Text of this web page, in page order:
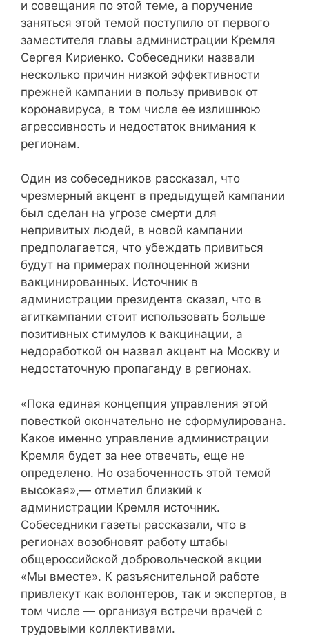
и совещания по этой теме, а поручение
заняться этой темой поступило от первого
заместителя главы администрации Кремля
Сергея Кириенко. Собеседники назвали
несколько причин низкой эффективности
прежней кампании в пользу прививок от
коронавируса, в том числе ее излишнюю
агрессивность и недостаток внимания к
регионам.
Один из собеседников рассказал, что
чрезмерный акцент в предыдущей кампании
был сделан на угрозе смерти для
непривитых людей, в новой кампании
предполагается, что убеждать привиться
будут на примерах полноценной жизни
вакцинированных. Источник в
администрации президента сказал, что в
агиткампании стоит использовать больше
позитивных стимулов к вакцинации, а
недоработкой он назвал акцент на Москву и
недостаточную пропаганду в регионах.
«Пока единая концепция управления этой
повесткой окончательно не сформулирована.
Какое именно управление администрации
Кремля будет за нее отвечать, еще не
определено. Но озабоченность этой темой
высокая»,— отметил близкий к
администрации Кремля источник.
Собеседники газеты рассказали, что в
регионах возобновят работу штабы
общероссийской добровольческой акции
«Мы вместе». К разъяснительной работе
привлекут как волонтеров, так и экспертов, в
том числе — организуя встречи врачей с
трудовыми коллективами.